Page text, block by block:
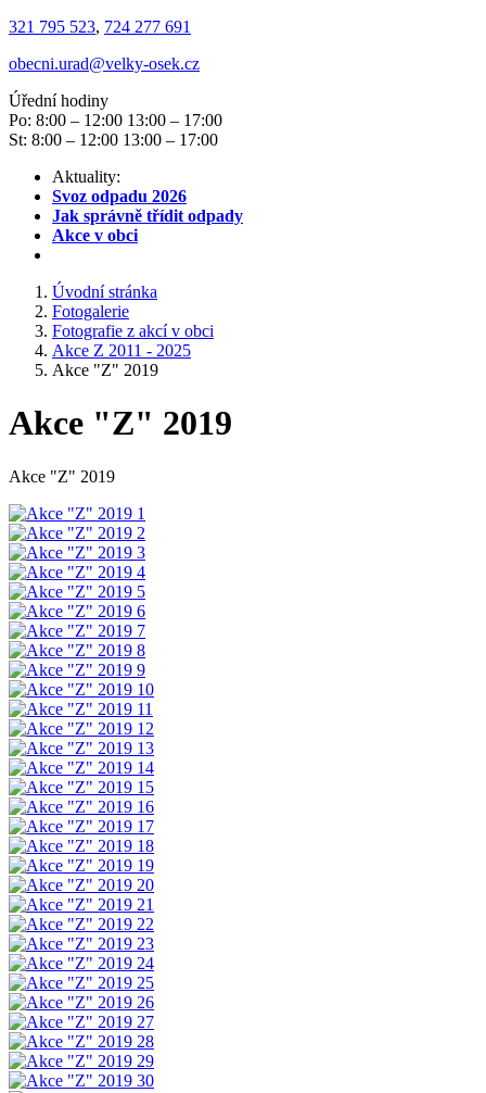
321 795 523, 724 277 691
obecni.urad@velky-osek.cz
Úřední hodiny
Po: 8:00 – 12:00 13:00 – 17:00
St: 8:00 – 12:00 13:00 – 17:00
Aktuality:
Svoz odpadu 2026
Jak správně třídit odpady
Akce v obci
Úvodní stránka
Fotogalerie
Fotografie z akcí v obci
Akce Z 2011 - 2025
Akce "Z" 2019
Akce "Z" 2019
Akce "Z" 2019